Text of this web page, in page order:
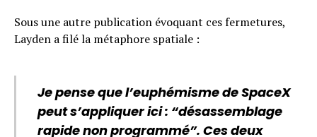
Sous une autre publication évoquant ces fermetures,
Layden a filé la métaphore spatiale :
Je pense que l’euphémisme de SpaceX
peut s’appliquer ici : “désassemblage
rapide non programmé”. Ces deux